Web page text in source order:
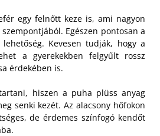
egy felnőtt keze is, ami nagyon
Egészen pontosan a
Kevesen tudják, hogy a
a gyerekekben felgyűlt rossz
érdekében is.
hiszen a puha plüss anyag
senki kezét. Az alacsony hőfokon
de érdemes színfogó kendőt